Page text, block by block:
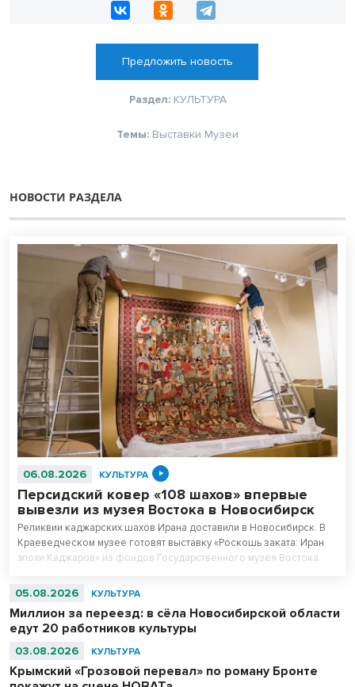
Предложить новость
Раздел: КУЛЬТУРА
Темы: Выставки Музеи
НОВОСТИ РАЗДЕЛА
06.08.2026 КУЛЬТУРА
Персидский ковер «108 шахов» впервые
вывезли из музея Востока в Новосибирск
Реликвии каджарских шахов Ирана доставили в Новосибирск. В
Краеведческом музее готовят выставку «Роскошь заката: Иран
эпохи Каджаров» из фондов Государственного музея Востока.
сотканный для последнего шаха династии – 11-летнего Султан
05.08.2026 КУЛЬТУРА
Миллион за переезд: в сёла Новосибирской области
едут 20 работников культуры
03.08.2026 КУЛЬТУРА
Крымский «Грозовой перевал» по роману Бронте